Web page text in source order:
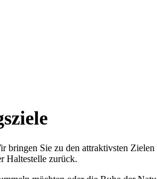
bringen Sie zu den attraktivsten
Haltestelle zurück.